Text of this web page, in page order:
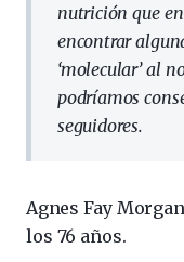
nutrición que
encontrar
‘molecular’ al
podríamos
seguidores.
Agnes Fay
los 76 años.